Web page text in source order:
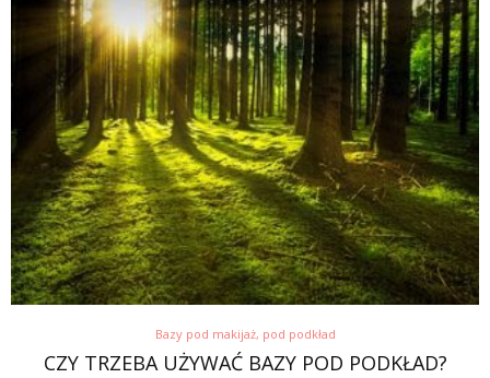
Bazy pod makijaż, pod podkład
CZY TRZEBA UŻYWAĆ BAZY POD PODKŁAD?